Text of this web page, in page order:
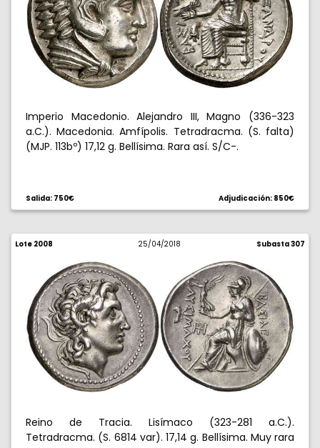
Imperio Macedonio. Alejandro III, Magno (336-323
a.C.). Macedonia. Amfípolis. Tetradracma. (S. falta)
(MJP. 113bº) 17,12 g. Bellísima. Rara así. S/C-.
Salida: 750€ Adjudicación: 850€
Lote 2008 25/04/2018 Subasta 307
Reino de Tracia. Lisímaco (323-281 a.C.).
Tetradracma. (S. 6814 var). 17,14 g. Bellísima. Muy rara